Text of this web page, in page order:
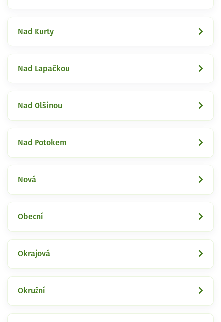
Nad Kurty
Nad Lapačkou
Nad Olšinou
Nad Potokem
Nová
Obecní
Okrajová
Okružní